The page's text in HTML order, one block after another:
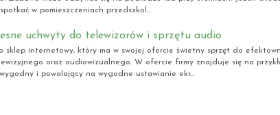
w pomieszczeniach przedszkol...
uchwyty do telewizorów i sprzętu audio
sklep internetowy, który ma w swojej ofercie świetny sprzęt do
oraz audiowizualnego. W ofercie firmy znajduje się na
i powalający na wygodne ustawianie ekr...